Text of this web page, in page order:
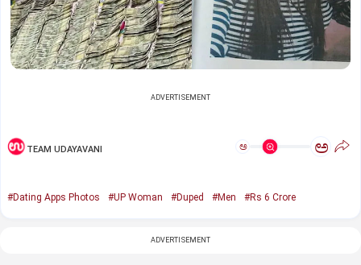
ADVERTISEMENT
TEAM UDAYAVANI ಅ ಅ
#Dating Apps Photos #UP Woman #Duped #Men #Rs 6 Crore
ADVERTISEMENT